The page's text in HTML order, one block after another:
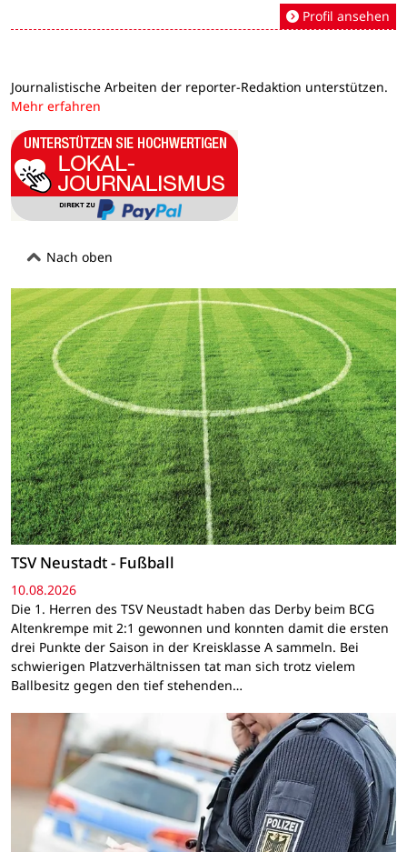
Profil ansehen
Journalistische Arbeiten der reporter-Redaktion unterstützen.
Mehr erfahren
Nach oben
TSV Neustadt - Fußball
10.08.2026
Die 1. Herren des TSV Neustadt haben das Derby beim BCG
Altenkrempe mit 2:1 gewonnen und konnten damit die ersten
drei Punkte der Saison in der Kreisklasse A sammeln. Bei
schwierigen Platzverhältnissen tat man sich trotz vielem
Ballbesitz gegen den tief stehenden…